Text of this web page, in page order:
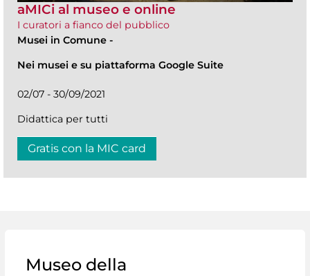
aMICi al museo e online
I curatori a fianco del pubblico
Musei in Comune -
Nei musei e su piattaforma Google Suite
02/07 - 30/09/2021
Didattica per tutti
Gratis con la MIC card
Museo della